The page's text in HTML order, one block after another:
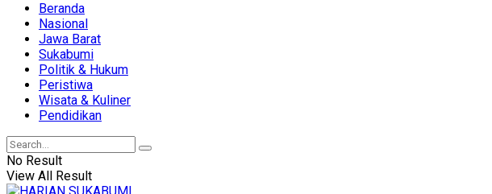
Beranda
Nasional
Jawa Barat
Sukabumi
Politik & Hukum
Peristiwa
Wisata & Kuliner
Pendidikan
No Result
View All Result